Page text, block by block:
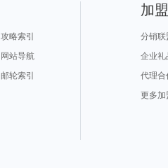
攻略索引
网站导航
邮轮索引
加
分销联
企业礼
代理合
更多加